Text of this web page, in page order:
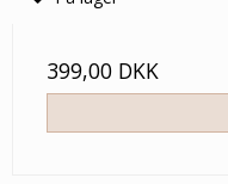
399,00 DKK